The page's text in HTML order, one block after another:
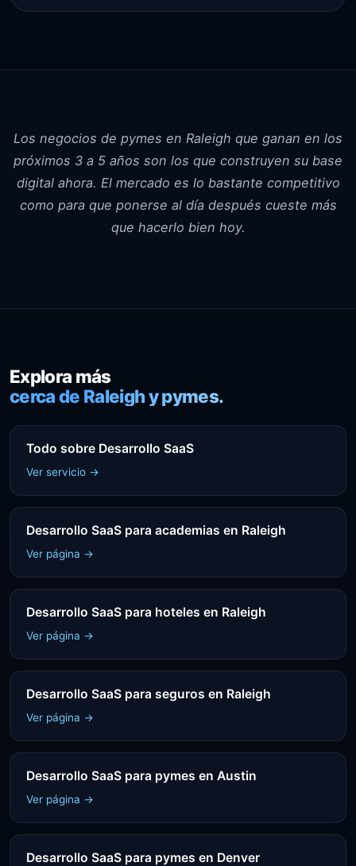
Los negocios de pymes en Raleigh que ganan en los
próximos 3 a 5 años son los que construyen su base
digital ahora. El mercado es lo bastante competitivo
como para que ponerse al día después cueste más
que hacerlo bien hoy.
Explora más
cerca de Raleigh y pymes.
Todo sobre Desarrollo SaaS
Ver servicio →
Desarrollo SaaS para academias en Raleigh
Ver página →
Desarrollo SaaS para hoteles en Raleigh
Ver página →
Desarrollo SaaS para seguros en Raleigh
Ver página →
Desarrollo SaaS para pymes en Austin
Ver página →
Desarrollo SaaS para pymes en Denver